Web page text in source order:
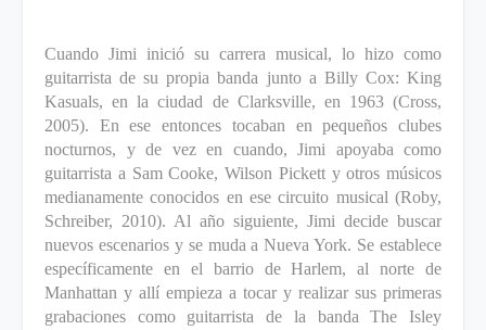
Cuando Jimi inició su carrera musical, lo hizo como
guitarrista de su propia banda junto a Billy Cox: King
Kasuals, en la ciudad de Clarksville, en 1963 (Cross,
2005). En ese entonces tocaban en pequeños clubes
nocturnos, y de vez en cuando, Jimi apoyaba como
guitarrista a Sam Cooke, Wilson Pickett y otros músicos
medianamente conocidos en ese circuito musical (Roby,
Schreiber, 2010). Al año siguiente, Jimi decide buscar
nuevos escenarios y se muda a Nueva York. Se establece
específicamente en el barrio de Harlem, al norte de
Manhattan y allí empieza a tocar y realizar sus primeras
grabaciones como guitarrista de la banda The Isley